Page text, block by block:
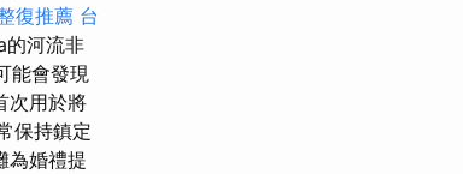
復推薦 台
河流非
能會發現
次用於將
保持鎮定
為婚禮提